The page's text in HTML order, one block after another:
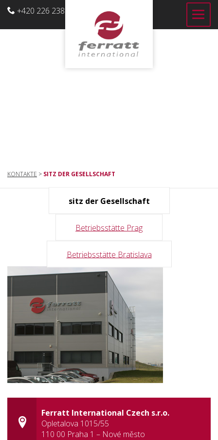
+420 226 238 700
DE
KONTAKTE > SITZ DER GESELLSCHAFT
sitz der Gesellschaft
Betriebsstätte Prag
Betriebsstätte Bratislava
Ferratt International Czech s.r.o.
Opletalova 1015/55
110 00 Praha 1 – Nové město